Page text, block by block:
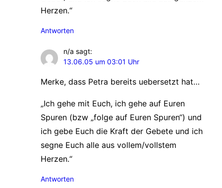
Herzen.“
Antworten
n/a sagt:
13.06.05 um 03:01 Uhr
Merke, dass Petra bereits uebersetzt hat…
„Ich gehe mit Euch, ich gehe auf Euren
Spuren (bzw „folge auf Euren Spuren“) und
ich gebe Euch die Kraft der Gebete und ich
segne Euch alle aus vollem/vollstem
Herzen.“
Antworten